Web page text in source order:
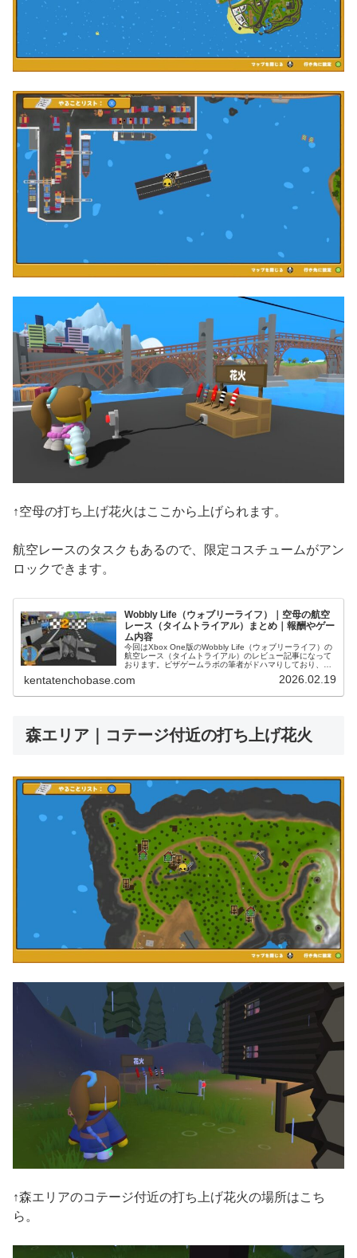
↑空母の打ち上げ花火はここから上げられます。
航空レースのタスクもあるので、限定コスチュームがアン
ロックできます。
Wobbly Life（ウォブリーライフ）｜空母の航空
レース（タイムトライアル）まとめ｜報酬やゲー
ム内容
今回はXbox One版のWobbly Life（ウォブリーライフ）の
航空レース（タイムトライアル）のレビュー記事になって
おります。ピザゲームラボの筆者がドハマりしており、一
リーンショット...
kentatenchobase.com 2026.02.19
森エリア｜コテージ付近の打ち上げ花火
↑森エリアのコテージ付近の打ち上げ花火の場所はこち
ら。